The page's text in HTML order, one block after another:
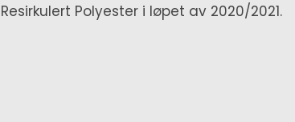
Polyester i løpet av 2020/2021.